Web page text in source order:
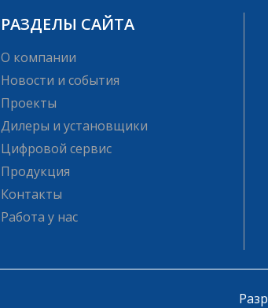
РАЗДЕЛЫ САЙТА
О компании
Новости и события
Проекты
Дилеры и установщики
Цифровой сервис
Продукция
Контакты
Работа у нас